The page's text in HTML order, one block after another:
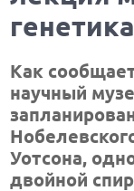
Как
научный
Уотсона,
двойной